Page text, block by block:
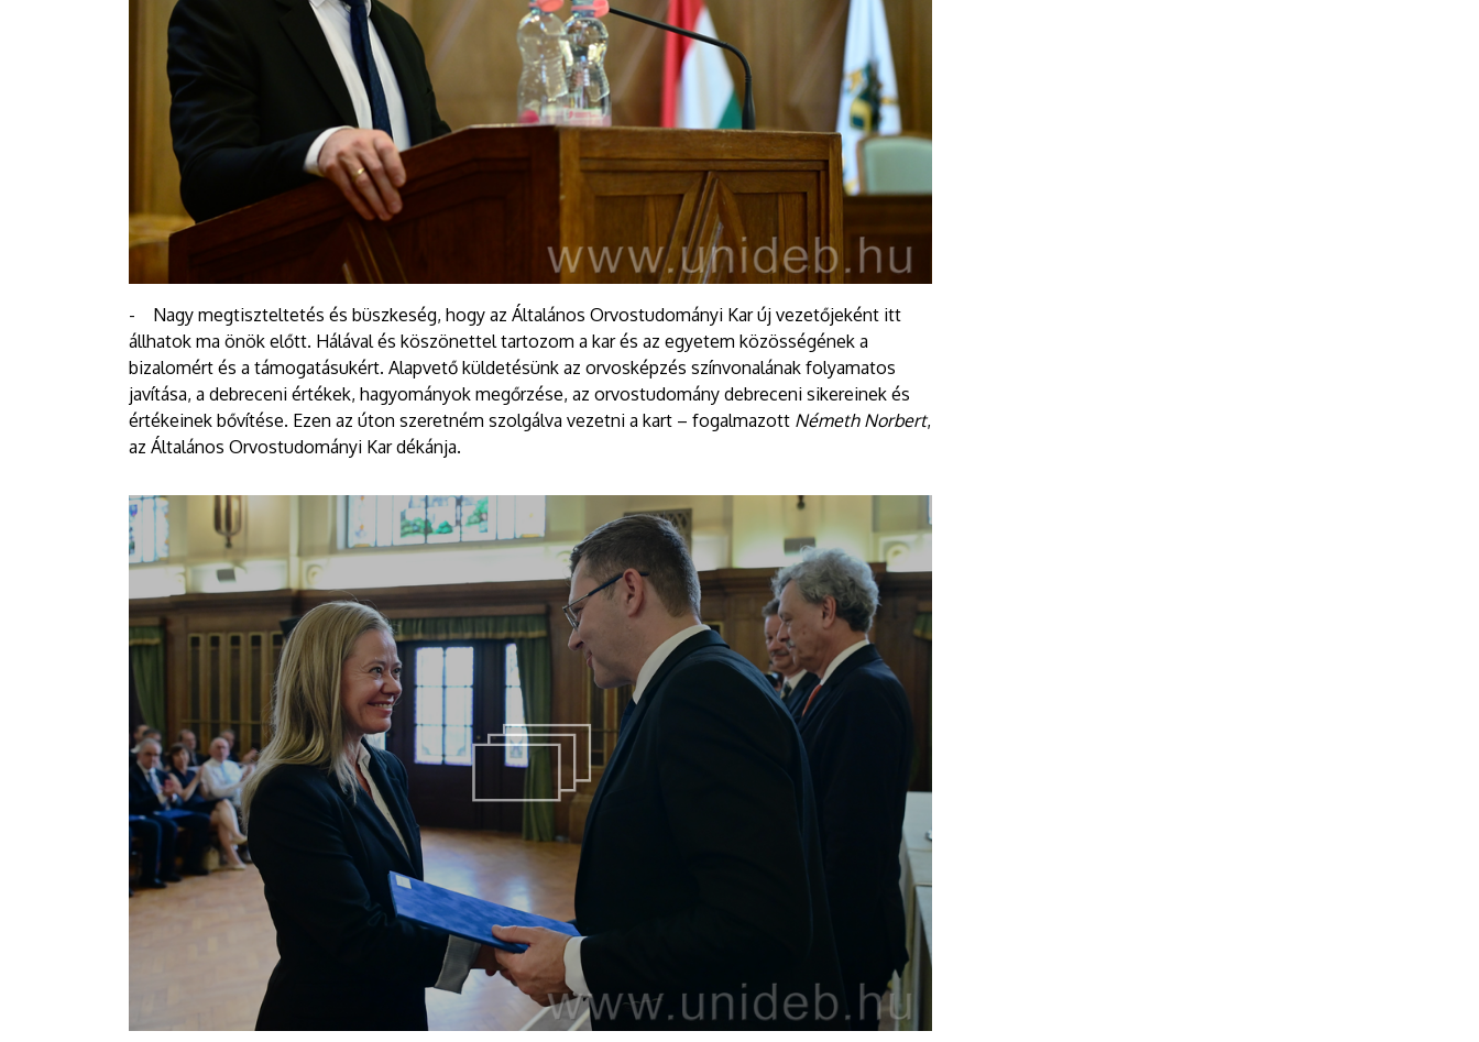
- Nagy megtiszteltetés és büszkeség, hogy az Általános Orvostudományi Kar új vezetőjeként itt
állhatok ma önök előtt. Hálával és köszönettel tartozom a kar és az egyetem közösségének a
bizalomért és a támogatásukért. Alapvető küldetésünk az orvosképzés színvonalának folyamatos
javítása, a debreceni értékek, hagyományok megőrzése, az orvostudomány debreceni sikereinek és
értékeinek bővítése. Ezen az úton szeretném szolgálva vezetni a kart – fogalmazott Németh Norbert,
az Általános Orvostudományi Kar dékánja.